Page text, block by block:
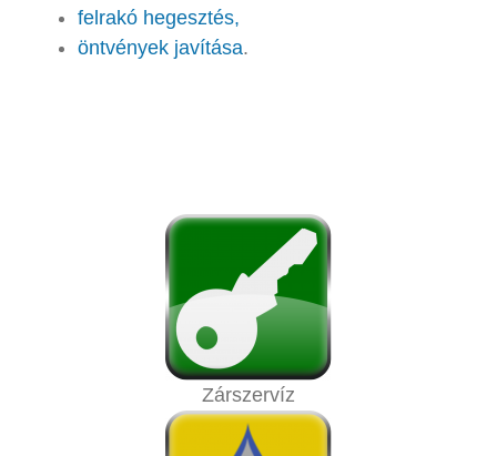
felrakó hegesztés,
öntvények javítása.
Zárszervíz